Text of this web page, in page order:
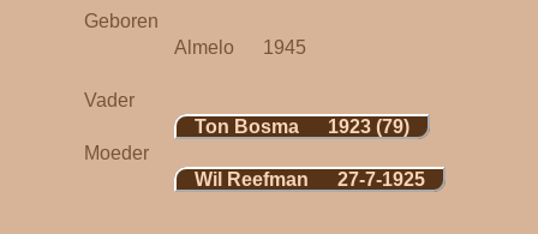
Geboren
Almelo 1945
Vader
Ton Bosma 1923 (79)
Moeder
Wil Reefman 27-7-1925